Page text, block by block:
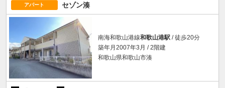
アパート セゾン湊
南海和歌山港線和歌山港駅 / 徒歩20分
築年月2007年3月 / 2階建
和歌山県和歌山市湊